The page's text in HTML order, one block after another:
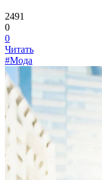
2491
0
0
Читать
#Мода